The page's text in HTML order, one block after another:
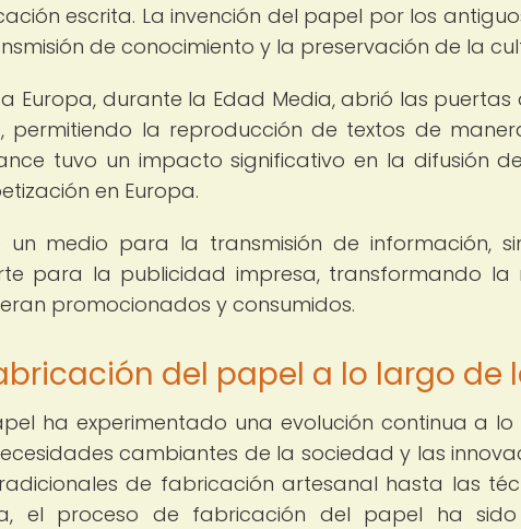
escrita. La invención del papel por los
de conocimiento y la preservación de la
Europa, durante la Edad Media, abrió las
permitiendo la reproducción de textos de
tuvo un impacto significativo en la difusión
en Europa.
medio para la transmisión de información,
para la publicidad impresa, transformando la
promocionados y consumidos.
del papel a lo largo de
ha experimentado una evolución continua a
cambiantes de la sociedad y las
de fabricación artesanal hasta las
el proceso de fabricación del papel ha